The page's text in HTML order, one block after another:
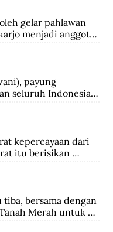
gelar pahlawan
menjadi anggota
mendirikan
Kemudia tahun
(Parindra).
menduduki
Indonesia di
Italia.
payung
seluruh Indonesia,
kepercayaan dari
itu berisikan
Indonesia-CHile.
bersama dengan
Merah untuk
penguasa